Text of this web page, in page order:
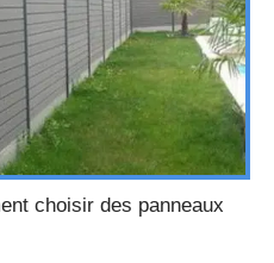
choisir des panneaux